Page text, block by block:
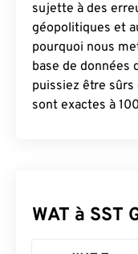
sujette à des
géopolitiques et
pourquoi nous
base de données
puissiez être
sont exactes à
WAT à SST